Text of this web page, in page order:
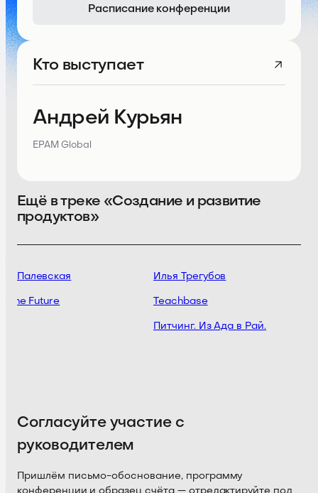
Расписание конференции
Кто выступает
Андрей Курьян
EPAM Global
Ещё в треке «Создание и развитие
продуктов»
Палевская
the Future
Илья Трегубов
Teachbase
Питчинг. Из Ада в Рай.
Согласуйте участие с
руководителем
Пришлём письмо-обоснование, программу